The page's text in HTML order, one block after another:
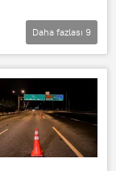
Daha fazlası 9